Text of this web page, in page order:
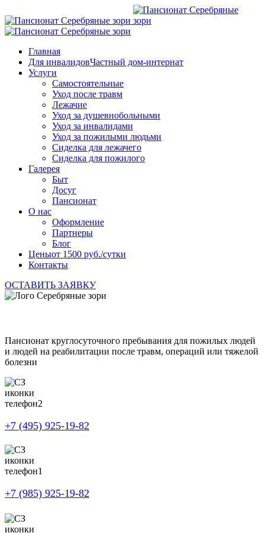
Главная
Для инвалидовЧастный дом-интернат
Услуги
Самостоятельные
Уход после травм
Лежачие
Уход за душевнобольными
Уход за инвалидами
Уход за пожилыми людьми
Сиделка для лежачего
Сиделка для пожилого
Галерея
Быт
Досуг
Пансионат
О нас
Оформление
Партнеры
Блог
Ценыот 1500 руб./сутки
Контакты
ОСТАВИТЬ ЗАЯВКУ
Пансионат круглосуточного пребывания для пожилых людей
и людей на реабилитации после травм, операций или тяжелой
болезни
+7 (495) 925-19-82
+7 (985) 925-19-82